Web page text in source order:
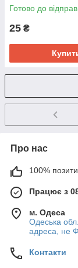
Готово до
25 ₴
Про нас
100%
Працює з
м. Одеса
Одеська
адреса, не
Контакти